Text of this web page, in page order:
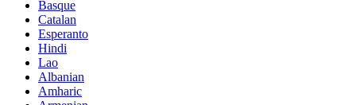
Basque
Catalan
Esperanto
Hindi
Lao
Albanian
Amharic